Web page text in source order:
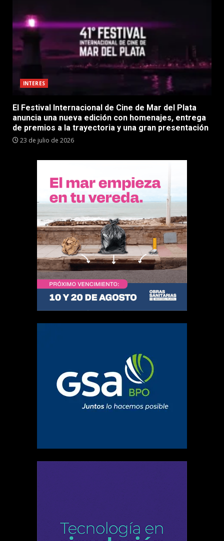
INTERES
El Festival Internacional de Cine de Mar del Plata
anuncia una nueva edición con homenajes, entrega
de premios a la trayectoria y una gran presentación
23 de julio de 2026